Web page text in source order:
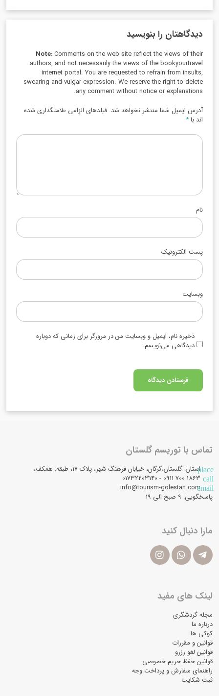
دیدگاهتان را بنویسید
Note:Comments on the web site reflect the views of their
authors, and not necessarily the views of the bookyourtravel
internet portal. You are requested to refrain from insults,
swearing and vulgar expression. We reserve the right to delete
any comment without notice or explanations.
آدرس ایمیل شما منتشر نخواهد شد. فیلدهای الزامی علامتگذاری شده
اند با*
نام
پست الکترونیک
وبسایت
ذخیره نام، ایمیل و وبسایت من در مرورگر برای زمانی که دوباره
دیدگاهی می‌نویسم.
تماس با توریسم گلستان
placeاستان: گلستان،گرگان، خیابان فرهنگ شهر، پلاک 17، طبقه: همکف،
call
email
info@tourism-golestan.com
پاسخگویی: ۹ صبح الی 19
مارا دنبال کنید
لینک های مفید
مجله گردشگری
درباره ما
کوکی ها
قوانین و مقررات
قوانین لغو رزرو
قوانین حفظ حریم خصوصی
راهنمای سفارش و پرداخت وجه
ثبت شکایت